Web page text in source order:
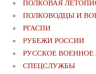
ПОЛКОВАЯ
ПОЛКОВОДЦЫ И
РГАСПИ
РУБЕЖИ РОССИИ
РУССКОЕ ВОЕННОЕ
СПЕЦСЛУЖБЫ